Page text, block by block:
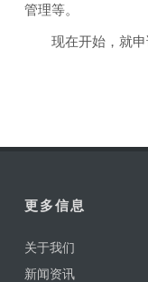
管理等。
现在开始，就
更多信息
关于我们
新闻资讯